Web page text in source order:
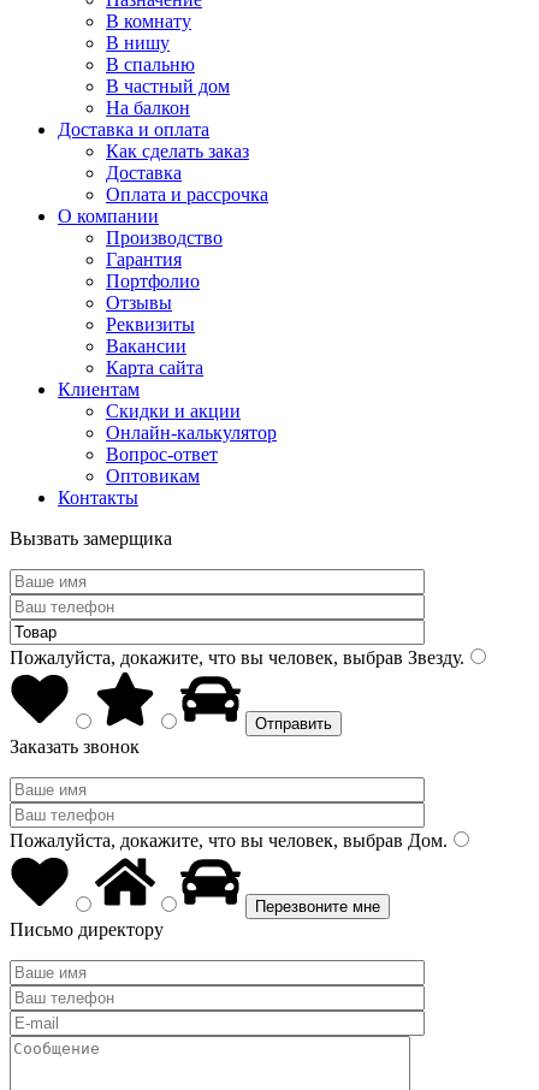
В комнату
В нишу
В спальню
В частный дом
На балкон
Доставка и оплата
Как сделать заказ
Доставка
Оплата и рассрочка
О компании
Производство
Гарантия
Портфолио
Отзывы
Реквизиты
Вакансии
Карта сайта
Клиентам
Скидки и акции
Онлайн-калькулятор
Вопрос-ответ
Оптовикам
Контакты
Вызвать замерщика
Пожалуйста, докажите, что вы человек, выбрав Звезду.
Заказать звонок
Пожалуйста, докажите, что вы человек, выбрав Дом.
Письмо директору